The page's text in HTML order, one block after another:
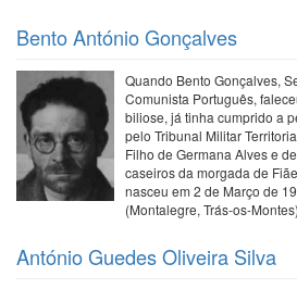
Bento António Gonçalves
Quando Bento Gonçalves,
Comunista Português,
biliose, já tinha cumprido a
pelo Tribunal Militar
Filho de Germana Alves e
caseiros da morgada de
nasceu em 2 de Março de
(Montalegre, Trás-os-
António Guedes Oliveira Silva